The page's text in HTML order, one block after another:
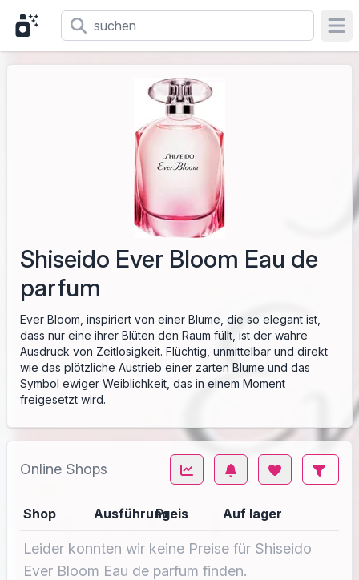
Shiseido Ever Bloom Eau de
parfum
Ever Bloom, inspiriert von einer Blume, die so elegant ist,
dass nur eine ihrer Blüten den Raum füllt, ist der wahre
Ausdruck von Zeitlosigkeit. Flüchtig, unmittelbar und direkt
wie das plötzliche Austrieb einer zarten Blume und das
Symbol ewiger Weiblichkeit, das in einem Moment
freigesetzt wird.
Online Shops
Shop AusführungPreis Auf lager
Leider konnten wir keine Preise für Shiseido
Ever Bloom Eau de parfum finden.